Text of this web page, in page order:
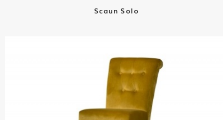
Scaun Solo